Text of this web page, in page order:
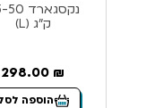
ק”ג (L)
298.00 ₪
הוספה